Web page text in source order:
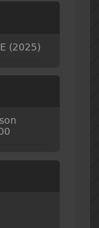
(2025)